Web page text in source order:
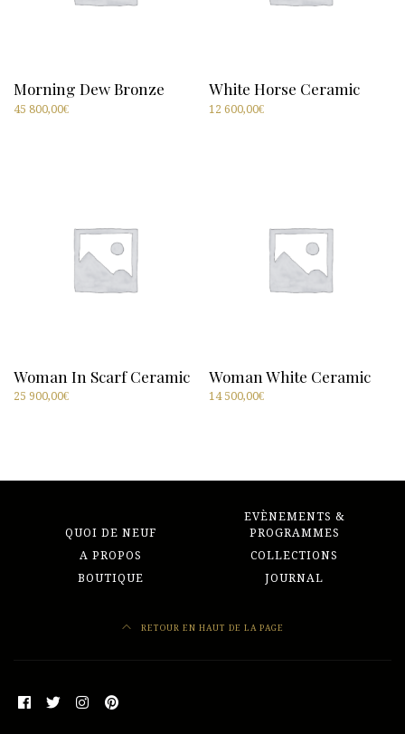
Morning Dew Bronze
45 800,00€
White Horse Ceramic
12 600,00€
Woman In Scarf Ceramic
25 900,00€
Woman White Ceramic
14 500,00€
QUOI DE NEUF
EVÈNEMENTS &
PROGRAMMES
A PROPOS
COLLECTIONS
BOUTIQUE
JOURNAL
RETOUR EN HAUT DE LA PAGE